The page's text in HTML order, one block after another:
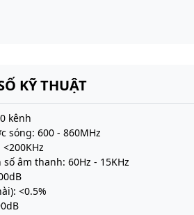
KỸ THUẬT
kênh
sóng: 600 - 860MHz
âm thanh: 60Hz - 15KHz
<0.5%